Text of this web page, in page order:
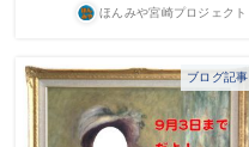
ほんみや宮崎プロジェクト
ブログ記事